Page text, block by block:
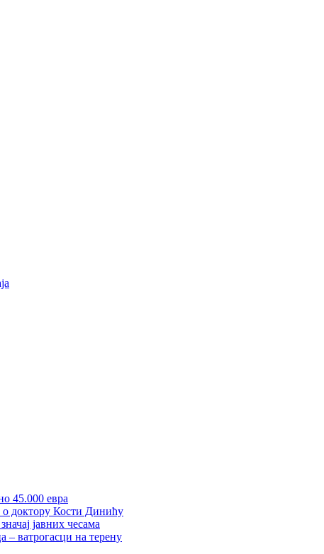
45.000 евра
о доктору Кости Динићу
јавних чесама
– ватрогасци на терену